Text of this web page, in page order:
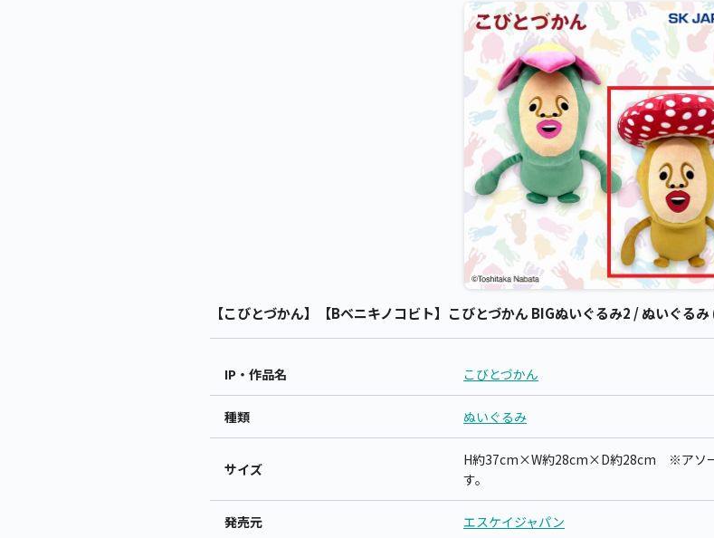
【こびとづかん】【Bベニキノコビト】こびとづかん BIGぬいぐるみ2 / ぬいぐる
IP・作品名 こびとづかん
種類 ぬいぐるみ
サイズ
H約37cm×W約28cm×D約28cm ※アソー
す。
発売元 エスケイジャパン